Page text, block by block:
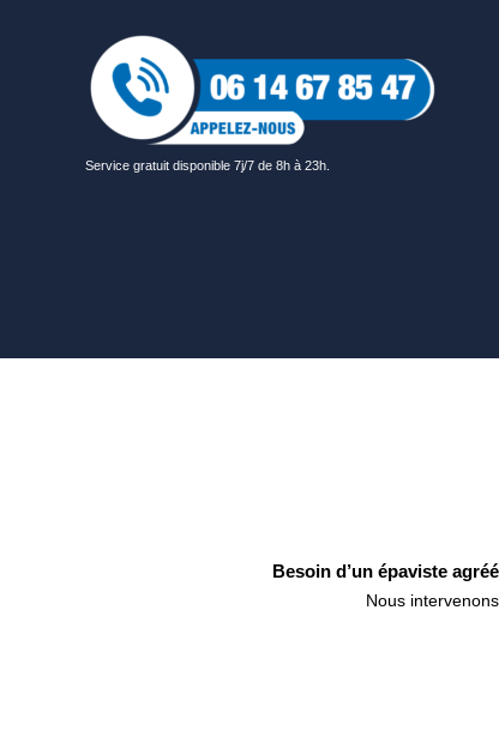
Service gratuit disponible 7j/7 de 8h à 23h.
Besoin d’un épaviste
Nous